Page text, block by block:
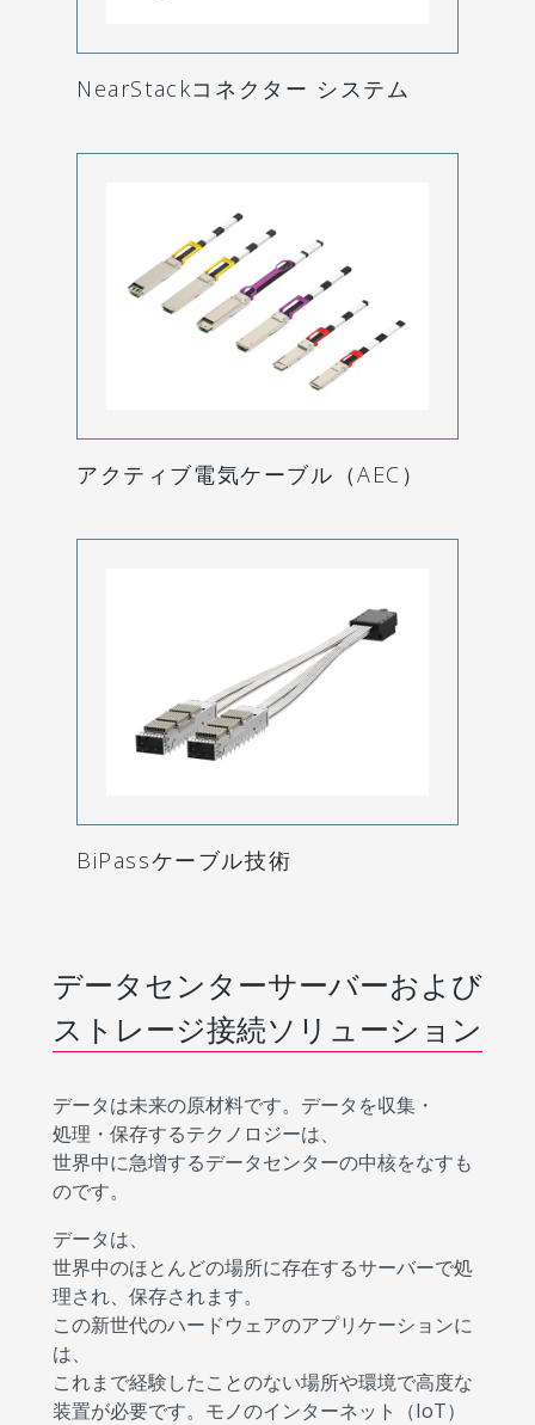
NearStackコネクター システム
アクティブ電気ケーブル（AEC）
BiPassケーブル技術
データセンターサーバーおよび
ストレージ接続ソリューション
データは未来の原材料です。データを収集・
処理・保存するテクノロジーは、
世界中に急増するデータセンターの中核をなすも
のです。
データは、
世界中のほとんどの場所に存在するサーバーで処
理され、保存されます。
この新世代のハードウェアのアプリケーションに
は、
これまで経験したことのない場所や環境で高度な
装置が必要です。モノのインターネット（IoT）